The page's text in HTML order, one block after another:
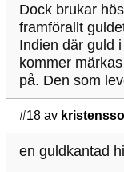
Dock brukar
framförallt
Indien där guld
kommer
på. Den som
#18 av
en guldkantad